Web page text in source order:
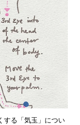
する「気玉」につい